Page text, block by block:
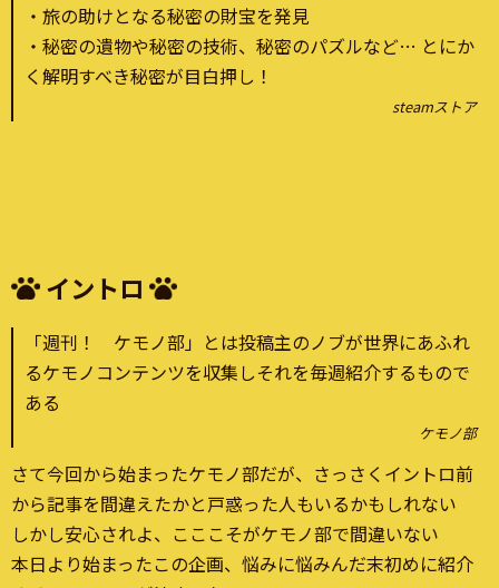
・旅の助けとなる秘密の財宝を発見
・秘密の遺物や秘密の技術、秘密のパズルなど… とにか
く解明すべき秘密が目白押し！
steamストア
イントロ
「週刊！ ケモノ部」とは投稿主のノブが世界にあふれ
るケモノコンテンツを収集しそれを毎週紹介するもので
ある
ケモノ部
さて今回から始まったケモノ部だが、さっさくイントロ前
から記事を間違えたかと戸惑った人もいるかもしれない
しかし安心されよ、こここそがケモノ部で間違いない
本日より始まったこの企画、悩みに悩みんだ末初めに紹介